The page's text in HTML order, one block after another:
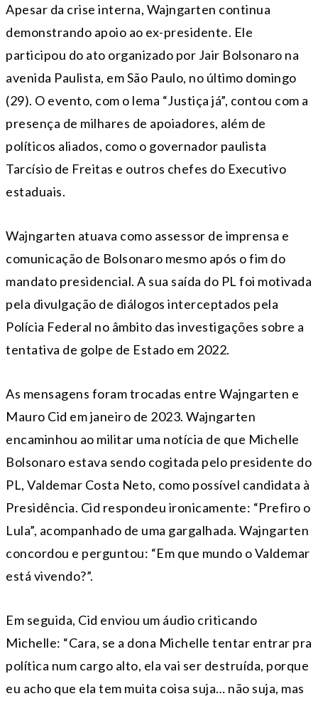
Apesar da crise interna, Wajngarten continua
demonstrando apoio ao ex-presidente. Ele
participou do ato organizado por Jair Bolsonaro na
avenida Paulista, em São Paulo, no último domingo
(29). O evento, com o lema “Justiça já”, contou com a
presença de milhares de apoiadores, além de
políticos aliados, como o governador paulista
Tarcísio de Freitas e outros chefes do Executivo
estaduais.
Wajngarten atuava como assessor de imprensa e
comunicação de Bolsonaro mesmo após o fim do
mandato presidencial. A sua saída do PL foi motivada
pela divulgação de diálogos interceptados pela
Polícia Federal no âmbito das investigações sobre a
tentativa de golpe de Estado em 2022.
As mensagens foram trocadas entre Wajngarten e
Mauro Cid em janeiro de 2023. Wajngarten
encaminhou ao militar uma notícia de que Michelle
Bolsonaro estava sendo cogitada pelo presidente do
PL, Valdemar Costa Neto, como possível candidata à
Presidência. Cid respondeu ironicamente: “Prefiro o
Lula”, acompanhado de uma gargalhada. Wajngarten
concordou e perguntou: “Em que mundo o Valdemar
está vivendo?”.
Em seguida, Cid enviou um áudio criticando
Michelle: “Cara, se a dona Michelle tentar entrar pra
política num cargo alto, ela vai ser destruída, porque
eu acho que ela tem muita coisa suja… não suja, mas